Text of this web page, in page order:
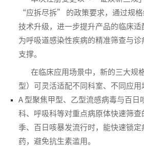
“应拆尽拆” 的政策要求，通过规
技术升级，进一步提升产品的临床适
为呼吸道感染性疾病的精准筛查与
支撑。
在临床应用场景中，新的三大规格
型）可灵活适配不同科室、不同应用
A 型聚焦甲型、乙型流感病毒与百日
科、呼吸科等对重点病原体快速筛
季、百日咳暴发流行时，能快速锁定
药，避免抗生素滥用。